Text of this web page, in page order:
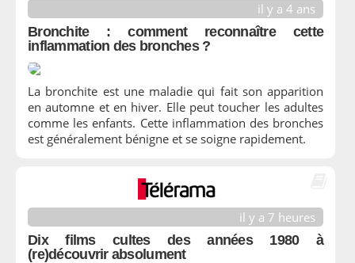
il y a 4 ans
Bronchite : comment reconnaître cette
inflammation des bronches ?
La bronchite est une maladie qui fait son apparition
en automne et en hiver. Elle peut toucher les adultes
comme les enfants. Cette inflammation des bronches
est généralement bénigne et se soigne rapidement.
il y a 7 heures
Dix films cultes des années 1980 à
(re)découvrir absolument